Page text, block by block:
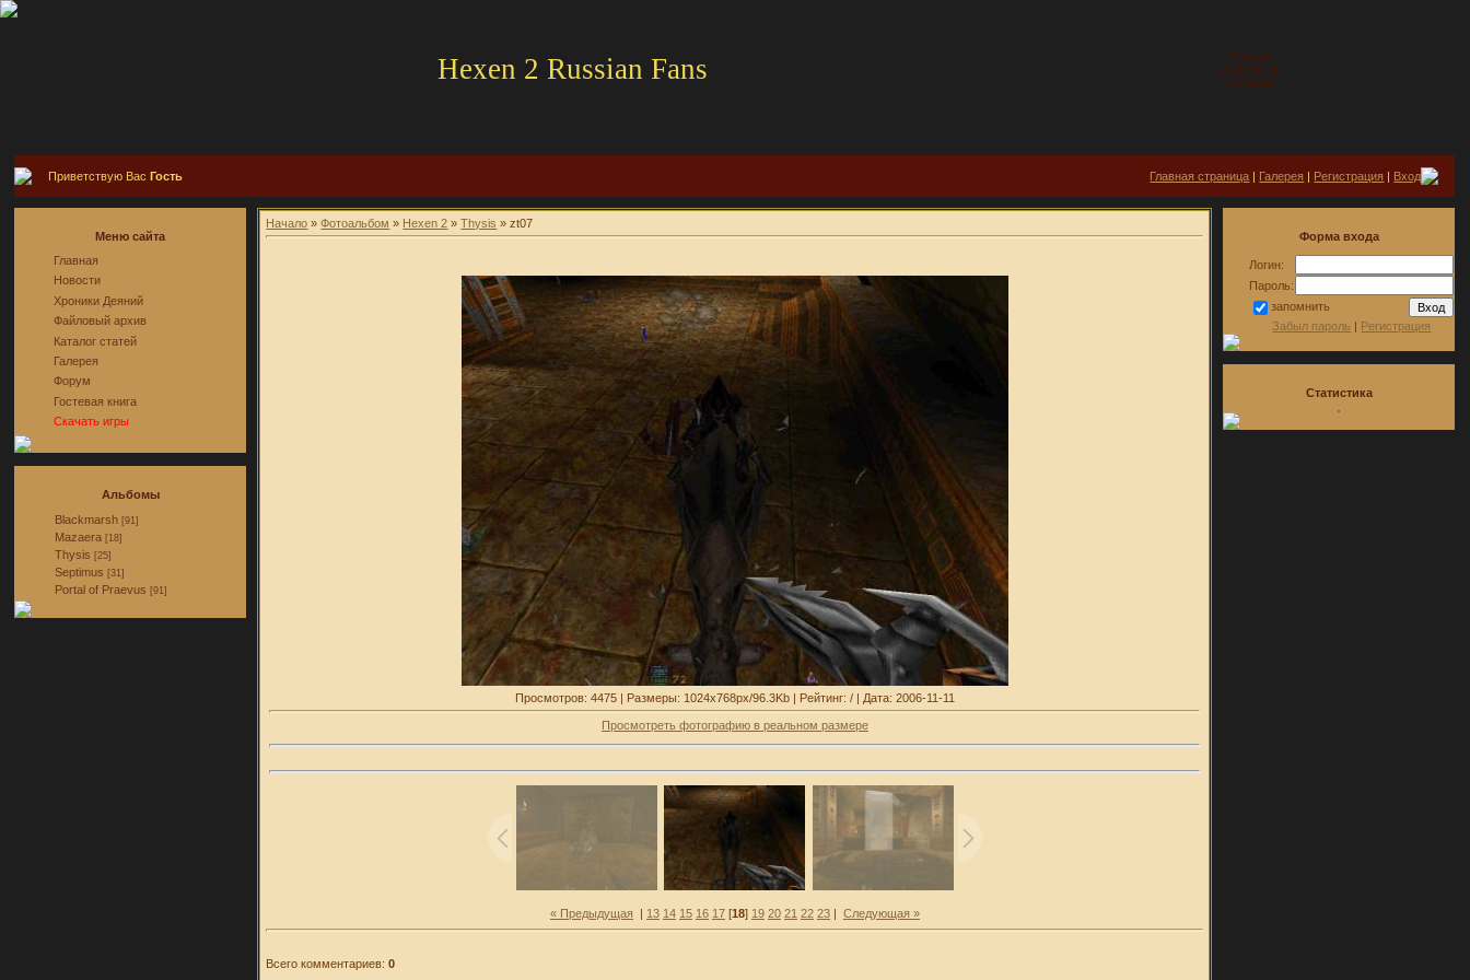
Hexen 2 Russian Fans
Четверг
2026-08-06
19:30:24
Приветствую ВасГость Главная страница | Галерея | Регистрация | Вход
Меню сайта
Главная
Новости
Хроники Деяний
Файловый архив
Каталог статей
Галерея
Форум
Гостевая книга
Скачать игры
Альбомы
Blackmarsh [91]
Mazaera [18]
Thysis [25]
Septimus [31]
Portal of Praevus [91]
Начало »Фотоальбом » Hexen 2 »Thysis » zt07
Просмотров: 4475 | Размеры: 1024x768px/96.3Kb | Рейтинг: / | Дата: 2006-11-11
Просмотреть фотографию в реальном размере
« Предыдущая | 13 14 15 16 17[18] 19 20 21 22 23| Следующая »
Всего комментариев:0
Форма входа
Логин:
Пароль:
запомнить
Забыл пароль | Регистрация
Статистика